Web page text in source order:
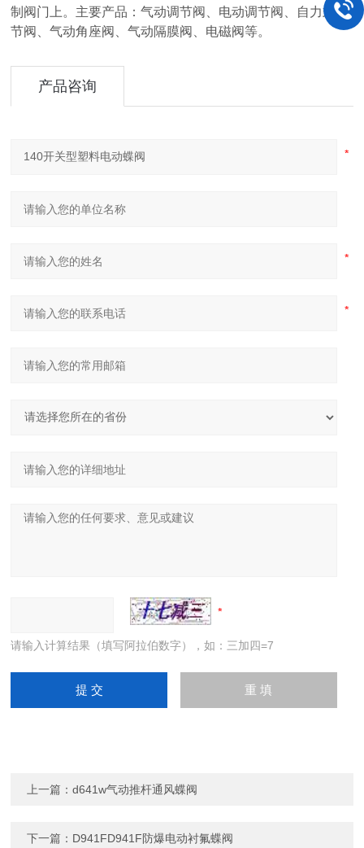
制阀门上。主要产品：气动调节阀、电动调节阀、自力式调
节阀、气动角座阀、气动隔膜阀、电磁阀等。
产品咨询
请输入计算结果（填写阿拉伯数字），如：三加四=7
上一篇：d641w气动推杆通风蝶阀
下一篇： D941FD941F防爆电动衬氟蝶阀